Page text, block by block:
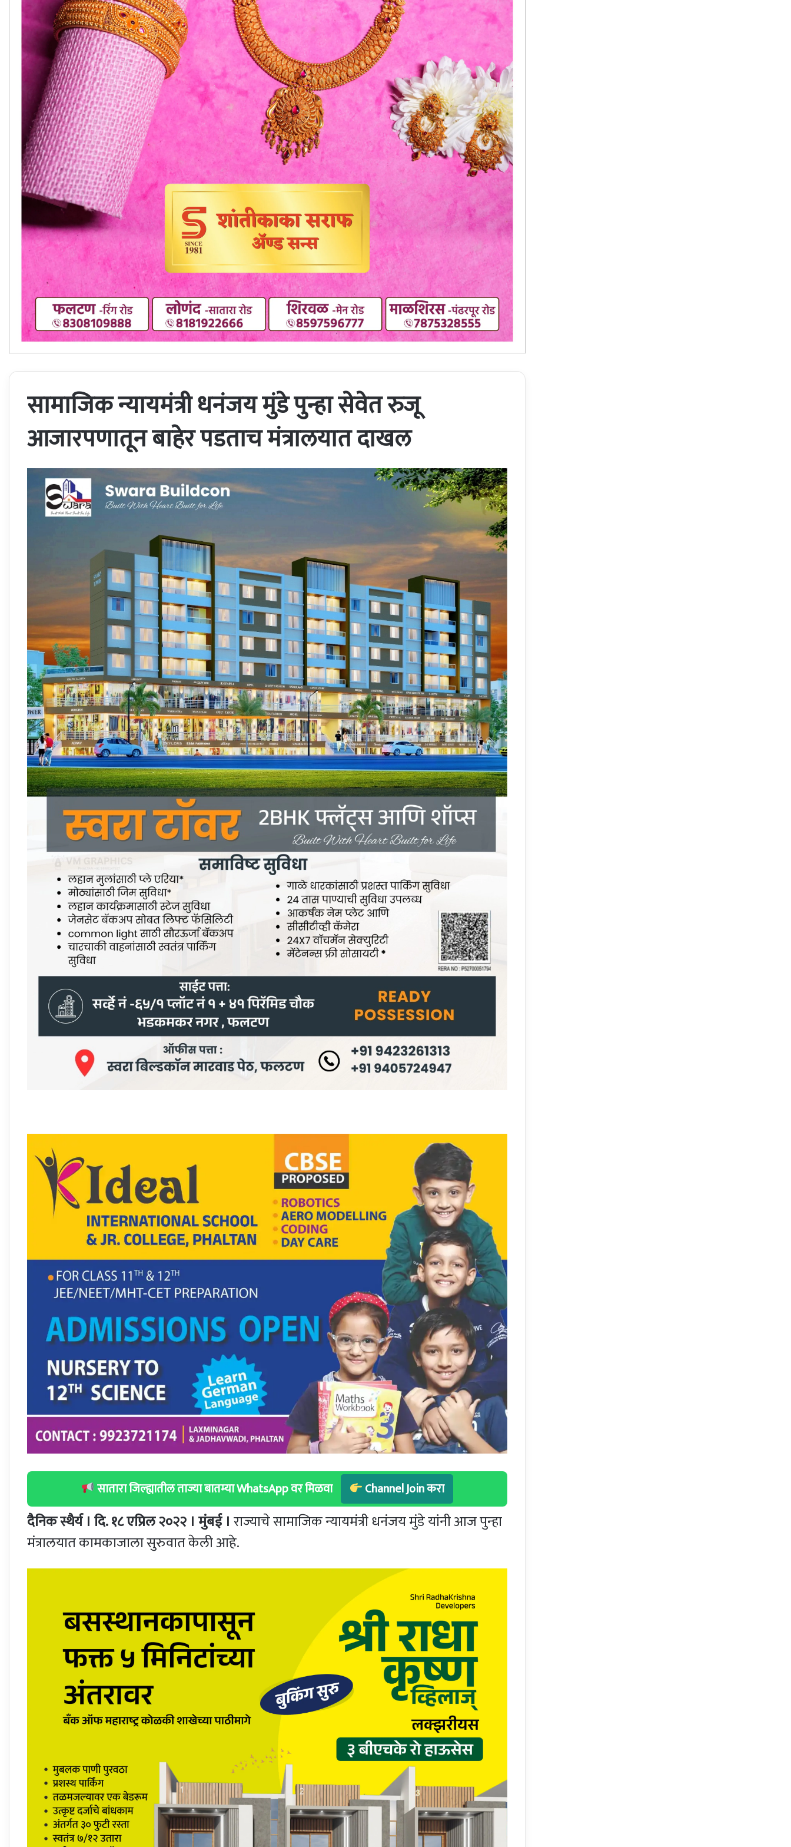
सामाजिक न्यायमंत्री धनंजय मुंडे पुन्हा सेवेत रुजू
आजारपणातून बाहेर पडताच मंत्रालयात दाखल
सातारा जिल्ह्यातील ताज्या बातम्या WhatsApp वर मिळवा Channel Join करा
दैनिक स्थैर्य । दि. १८ एप्रिल २०२२ । मुंबई । राज्याचे सामाजिक न्यायमंत्री धनंजय मुंडे यांनी आज पुन्हा
मंत्रालयात कामकाजाला सुरुवात केली आहे.